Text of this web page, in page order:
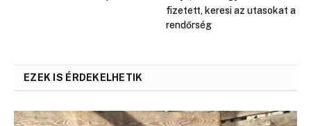
fizetett, keresi az utasokat a
rendőrség
EZEK IS ÉRDEKELHETIK